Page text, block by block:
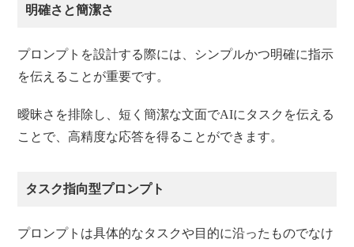
明確さと簡潔さ
プロンプトを設計する際には、シンプルかつ明確に指示
を伝えることが重要です。
曖昧さを排除し、短く簡潔な文面でAIにタスクを伝える
ことで、高精度な応答を得ることができます。
タスク指向型プロンプト
プロンプトは具体的なタスクや目的に沿ったものでなけ